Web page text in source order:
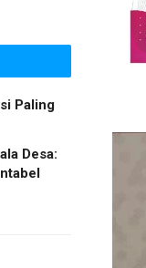
Paling
Desa: